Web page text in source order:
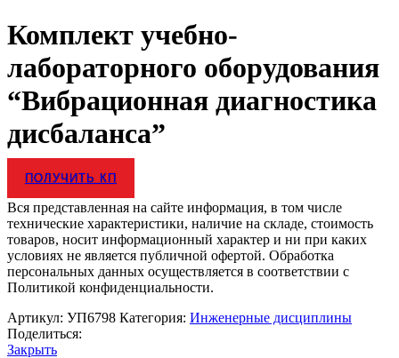
Комплект учебно-
лабораторного оборудования
“Вибрационная диагностика
дисбаланса”
ПОЛУЧИТЬ КП
Вся представленная на сайте информация, в том числе
технические характеристики, наличие на складе, стоимость
товаров, носит информационный характер и ни при каких
условиях не является публичной офертой. Обработка
персональных данных осуществляется в соответствии с
Политикой конфиденциальности.
Артикул: УП6798 Категория: Инженерные дисциплины
Поделиться:
Закрыть